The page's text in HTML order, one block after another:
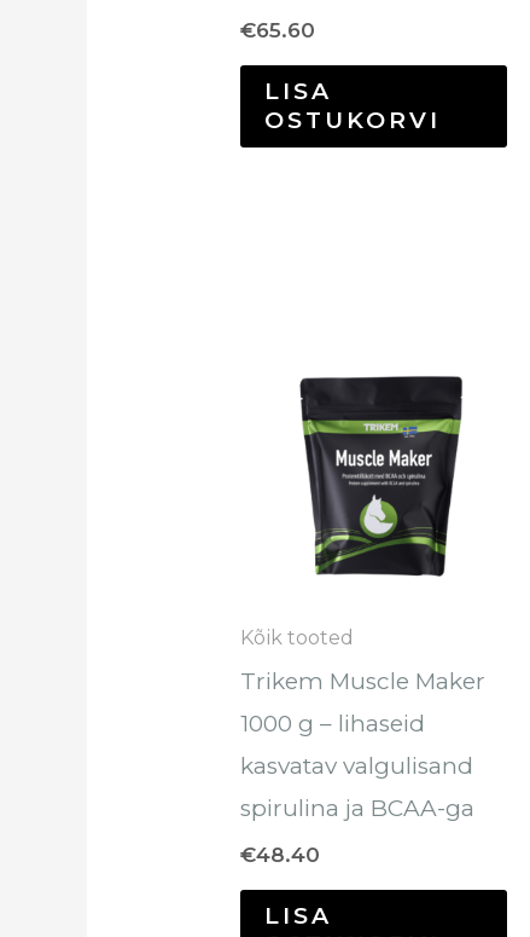
€65.60
LISA
OSTUKORVI
Kõik tooted
Trikem Muscle Maker
1000 g – lihaseid
kasvatav valgulisand
spirulina ja BCAA-ga
€48.40
LISA